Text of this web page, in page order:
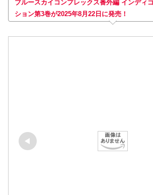
ブルースカイコンプレックス番外編 インディ
ション第3巻が2025年8月22日に発売！